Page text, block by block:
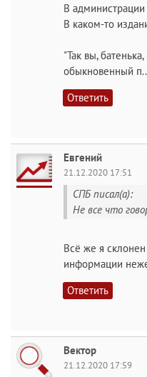
В администрации
В каком-то
"Так вы,
обыкновенный
Ответить
Евгений
21.12.2020 17:51
СПБ писал(а):
Не все что
Всё же я
информации
Ответить
Вектор
21.12.2020 17:59